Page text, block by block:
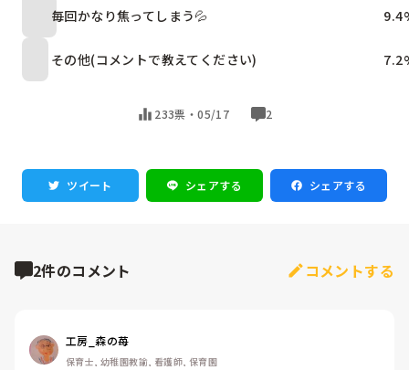
毎回かなり焦ってしまう💦 9.4
その他(コメントで教えてください) 7.2
233票・05/17 2
ツイート シェアする シェアする
2件のコメント コメントする
工房_森の苺
保育士, 幼稚園教諭, 看護師, 保育園